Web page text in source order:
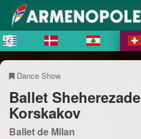
Dance Show
Ballet
Korskakov
Ballet de Milan